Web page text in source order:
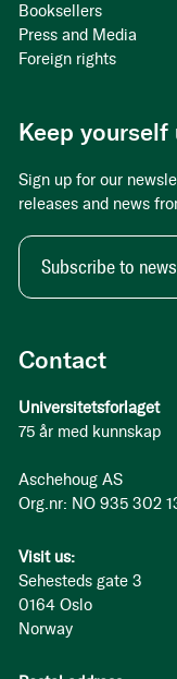
Contact
Universitetsforlaget
75 år med kunnskap
Aschehoug AS
Org.nr: NO 935 302
Visit us:
Sehesteds gate 3
0164 Oslo
Norway
Booksellers
Press and Media
Foreign rights
Keep yourself
Sign up for our
releases and news
Subscribe to